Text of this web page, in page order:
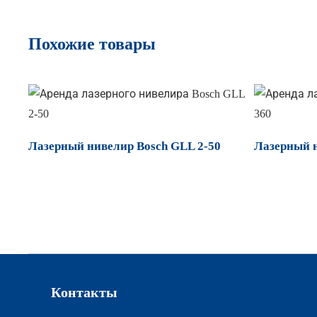
Похожие товары
Лазерный нивелир Bosch GLL 2-50 Лазерный
Контакты